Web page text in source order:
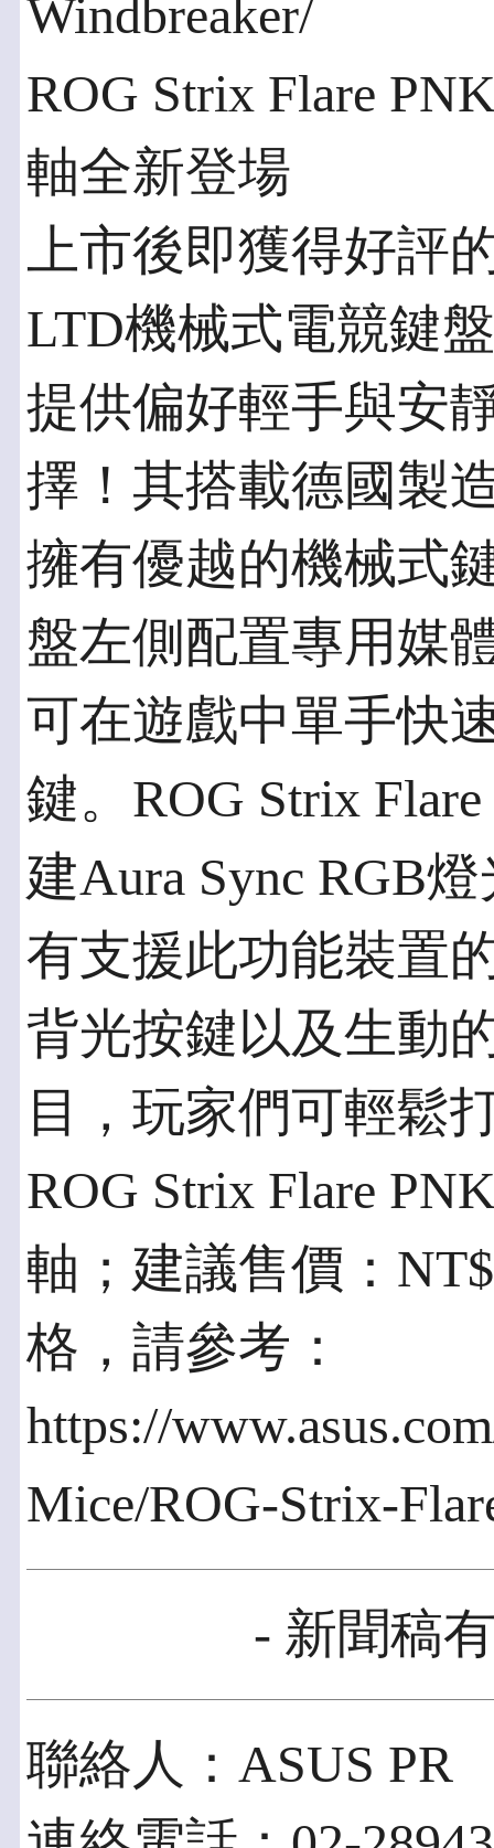
Windbreaker/
ROG Strix Flare
軸全新登場
上市後即獲得好評
LTD機械式電競鍵
提供偏好輕手與安
擇！其搭載德國製
擁有優越的機械式
盤左側配置專用媒
可在遊戲中單手快
鍵。ROG Strix
建Aura Sync RGB
有支援此功能裝置
背光按鍵以及生動
目，玩家們可輕鬆
ROG Strix Flare
軸；建議售價：
格，請參考：
https://
Mice/ROG-Strix-
- 新聞稿
聯絡人：ASUS PR